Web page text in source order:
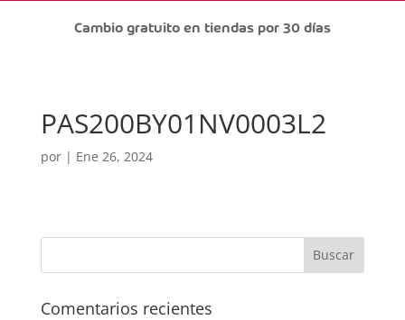
Cambio gratuito en tiendas por 30 días
PAS200BY01NV0003L2
por | Ene 26, 2024
Comentarios recientes